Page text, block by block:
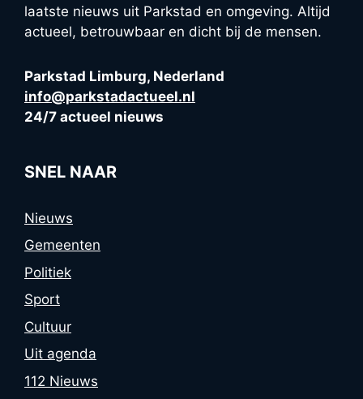
laatste nieuws uit Parkstad en omgeving. Altijd
actueel, betrouwbaar en dicht bij de mensen.
Parkstad Limburg, Nederland
info@parkstadactueel.nl
24/7 actueel nieuws
SNEL NAAR
Nieuws
Gemeenten
Politiek
Sport
Cultuur
Uit agenda
112 Nieuws